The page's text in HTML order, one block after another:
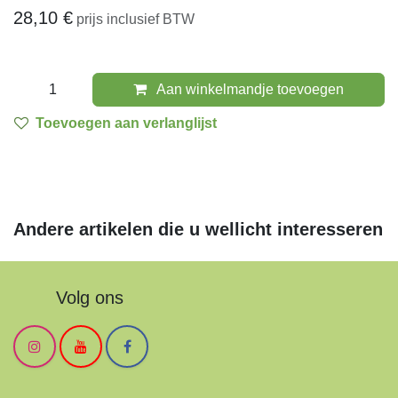
28,10€ prijs inclusief BTW
Aan winkelmandje toevoegen
Toevoegen aan verlanglijst
Andere artikelen die u wellicht